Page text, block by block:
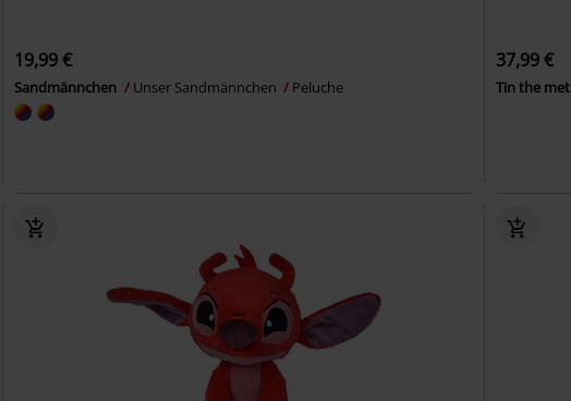
19,99 €
Sandmännchen Unser Sandmännchen Peluche
37,99 €
Tin the